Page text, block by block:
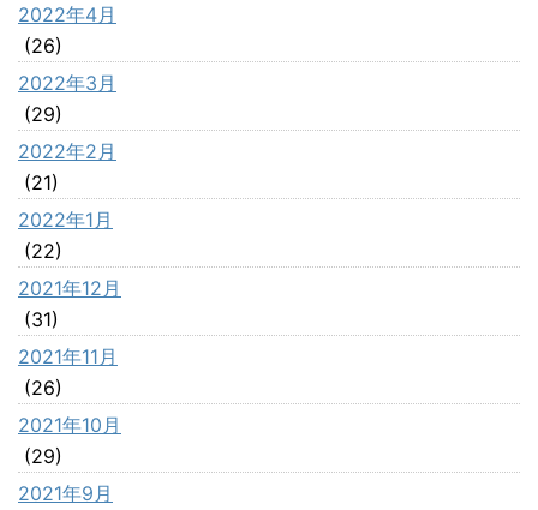
2022年4月
(26)
2022年3月
(29)
2022年2月
(21)
2022年1月
(22)
2021年12月
(31)
2021年11月
(26)
2021年10月
(29)
2021年9月